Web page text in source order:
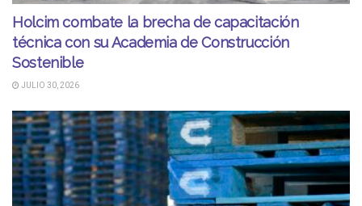
Holcim combate la brecha de capacitación
técnica con su Academia de Construcción
Sostenible
JULIO 30, 2026